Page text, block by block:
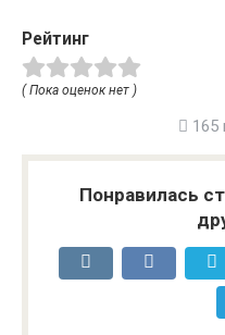
Рейтинг
( Пока оценок нет )
165
Понравилась